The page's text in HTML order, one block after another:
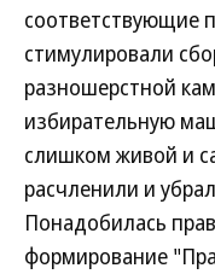
соответствующие
стимулировали
разношерстной
избирательную
слишком живой и
расчленили и
Понадобилась
формирование